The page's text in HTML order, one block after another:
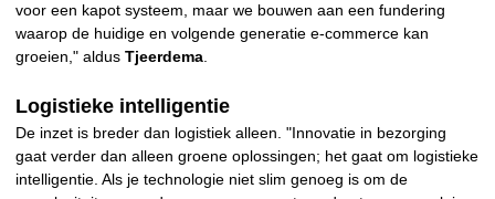
voor een kapot systeem, maar we bouwen aan een fundering
waarop de huidige en volgende generatie e-commerce kan
groeien," aldus Tjeerdema
Logistieke intelligentie
De inzet is breder dan logistiek alleen. "Innovatie in bezorging
gaat verder dan alleen groene oplossingen; het gaat om logistieke
intelligentie. Als je technologie niet slim genoeg is om de